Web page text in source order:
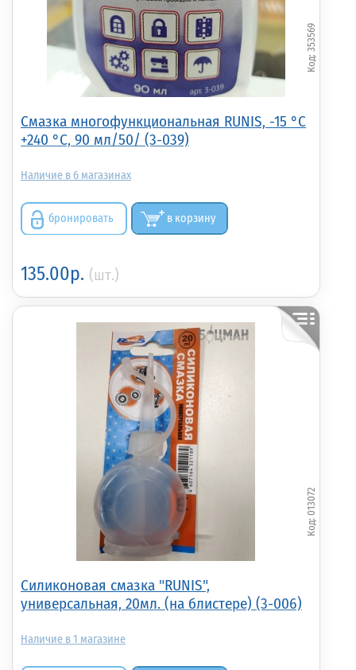
Смазка многофункциональная RUNIS, -15 °С
+240 °С, 90 мл/50/ (3-039)
353569
6
бронировать в корзину
135.00р. (шт.)
Силиконовая смазка "RUNIS",
универсальная, 20мл. (на блистере) (3-006)
013072
1